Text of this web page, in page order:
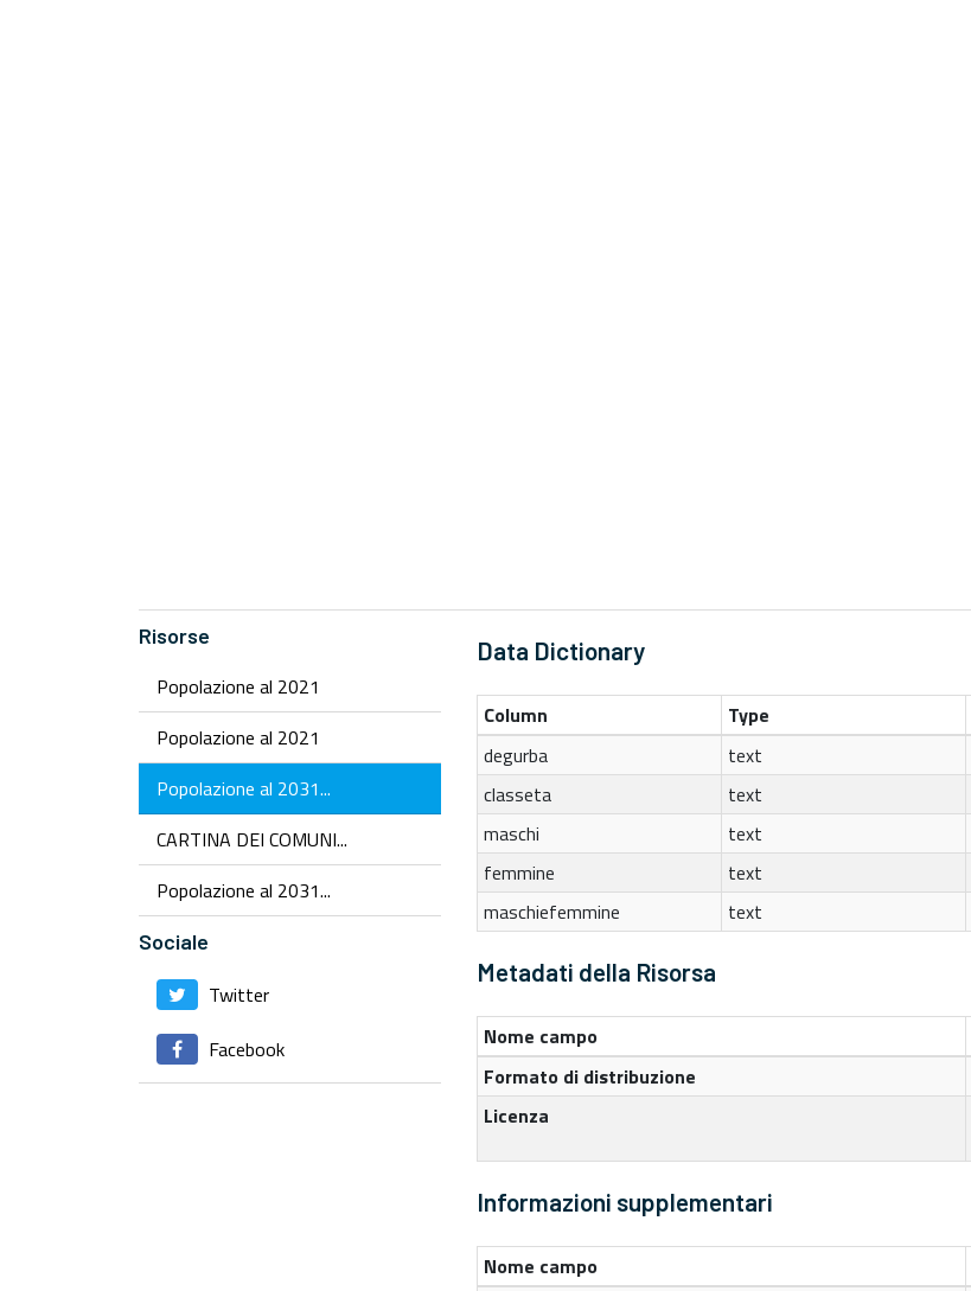
Risorse
Popolazione al 2021
Popolazione al 2021
Popolazione al 2031...
CARTINA DEI COMUNI...
Popolazione al 2031...
Sociale
Twitter
Facebook
Data Dictionary
Column Type
degurba
text
classeta
text
maschi
text
femmine
text
maschiefemmine
text
Metadati della Risorsa
Nome campo
Formato di distribuzione
Licenza
Informazioni supplementari
Nome campo